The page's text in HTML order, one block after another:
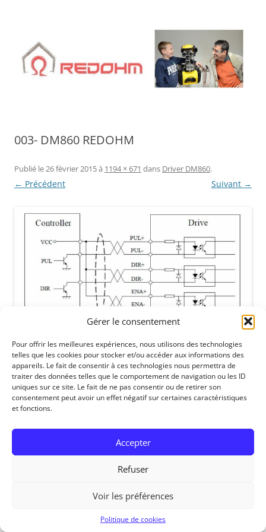
Gérer le consentement
Pour offrir les meilleures expériences, nous utilisons des technologies
telles que les cookies pour stocker et/ou accéder aux informations des
appareils. Le fait de consentir à ces technologies nous permettra de
traiter des données telles que le comportement de navigation ou les ID
uniques sur ce site. Le fait de ne pas consentir ou de retirer son
consentement peut avoir un effet négatif sur certaines caractéristiques
et fonctions.
Accepter
Refuser
Voir les préférences
Politique de cookies
003- DM860 REDOHM
Publié le 26 février 2015à 1194 × 671 dans Driver DM860.
← Précédent Suivant →
RedOhm, 2014